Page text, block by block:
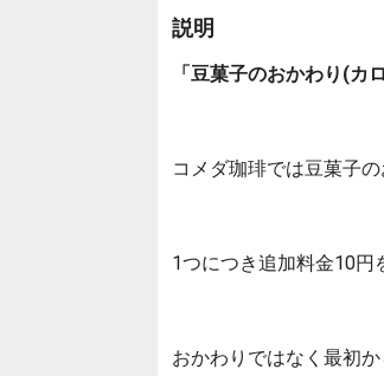
説明
「豆菓子のおかわり(カ
コメダ珈琲では豆菓子
1つにつき追加料金10円
おかわりではなく最初